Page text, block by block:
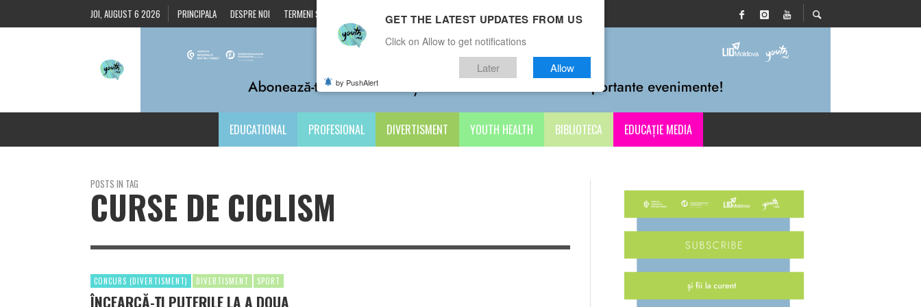
JOI, AUGUST 6 2026 PRINCIPALA DESPRE NOI TERMENI ȘI CONDIȚII CONTACTE
EDUCATIONAL PROFESIONAL DIVERTISMENT YOUTH HEALTH BIBLIOTECA EDUCAȚIE MEDIA
POSTS IN TAG
CURSE DE CICLISM
CONCURS (DIVERTISMENT) DIVERTISMENT SPORT
ÎNCEARCĂ-ȚI PUTERILE LA A DOUA
GET THE LATEST UPDATES FROM US
Click on Allow to get notifications
Later Allow
by PushAlert